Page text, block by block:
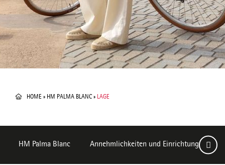
HOME » HM PALMA BLANC» LAGE
HM Palma Blanc Annehmlichkeiten und Einrichtungen